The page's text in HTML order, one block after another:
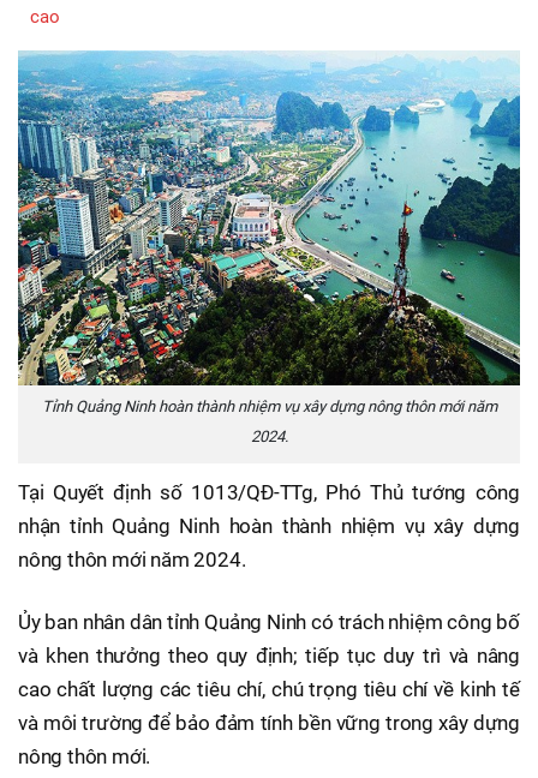
cao
Tỉnh Quảng Ninh hoàn thành nhiệm vụ xây dựng nông thôn mới năm
2024.
Tại Quyết định số 1013/QĐ-TTg, Phó Thủ tướng công
nhận tỉnh Quảng Ninh hoàn thành nhiệm vụ xây dựng
nông thôn mới năm 2024.
Ủy ban nhân dân tỉnh Quảng Ninh có trách nhiệm công bố
và khen thưởng theo quy định; tiếp tục duy trì và nâng
cao chất lượng các tiêu chí, chú trọng tiêu chí về kinh tế
và môi trường để bảo đảm tính bền vững trong xây dựng
nông thôn mới.